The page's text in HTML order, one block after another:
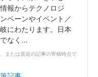
報からテクノロジ
ペーンやイベント／
にわたります。日本
なく...
または直近の記事の寄稿時点で